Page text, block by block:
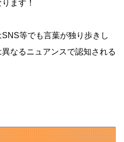
ます！
等でも言葉が独り歩きし
なるニュアンスで認知される